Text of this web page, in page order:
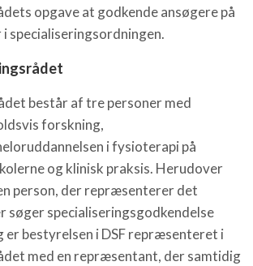
opgave at godkende ansøgere på
specialiseringsordningen.
består af tre personer med
forskning,
i fysioterapi på
og klinisk praksis. Herudover
person, der repræsenterer det
søger specialiseringsgodkendelse
er bestyrelsen i DSF repræsenteret i
med en repræsentant, der samtidig